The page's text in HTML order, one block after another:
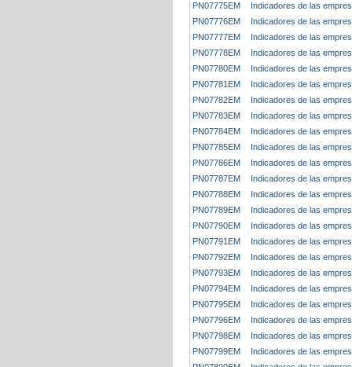
PN07775EM
Indicadores de las
PN07776EM
Indicadores de las
PN07777EM
Indicadores de las
PN07778EM
Indicadores de las
PN07780EM
Indicadores de las
PN07781EM
Indicadores de las
PN07782EM
Indicadores de las
PN07783EM
Indicadores de las
PN07784EM
Indicadores de las
PN07785EM
Indicadores de las
PN07786EM
Indicadores de las
PN07787EM
Indicadores de las
PN07788EM
Indicadores de las
PN07789EM
Indicadores de las
PN07790EM
Indicadores de las
PN07791EM
Indicadores de las
PN07792EM
Indicadores de las
PN07793EM
Indicadores de las
PN07794EM
Indicadores de las
PN07795EM
Indicadores de las
PN07796EM
Indicadores de las
PN07798EM
Indicadores de las
PN07799EM
Indicadores de las